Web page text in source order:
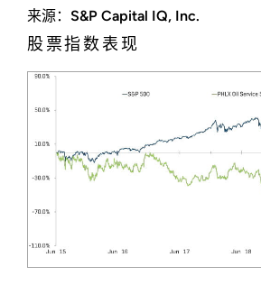
来源：S&P Capital IQ, Inc.
股票指数表现